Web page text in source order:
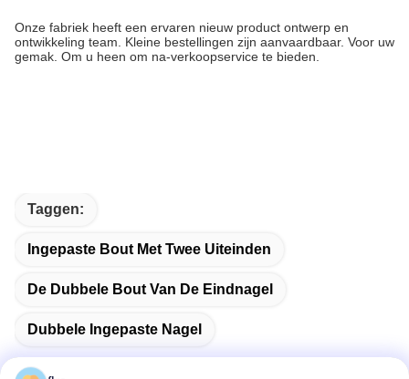
Onze fabriek heeft een ervaren nieuw product ontwerp en
ontwikkeling team. Kleine bestellingen zijn aanvaardbaar. Voor uw
gemak. Om u heen om na-verkoopservice te bieden.
Taggen:
Ingepaste Bout Met Twee Uiteinden
De Dubbele Bout Van De Eindnagel
Dubbele Ingepaste Nagel